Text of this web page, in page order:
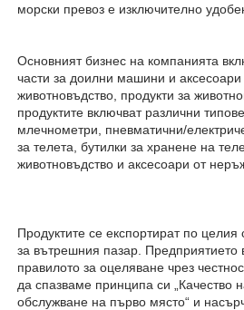
морски превоз е изключително
Основният бизнес на компанията
части за доилни машини и аксесоари
животновъдство, продукти за
продуктите включват различни
млечнометри, пневматични/
за телета, бутилки за хранене на
животновъдство и аксесоари от
Продуктите се експортират по целия
за вътрешния пазар. Предприятието
правилото за оцеляване чрез
да спазваме принципа си „Качество
обслужване на първо място“ и